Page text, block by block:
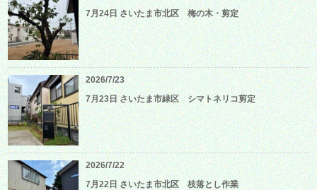
7月24日 さいたま市北区 梅の木・剪定
2026/7/23
7月23日 さいたま市緑区 シマトネリコ剪定
2026/7/22
7月22日 さいたま市北区 枝落とし作業